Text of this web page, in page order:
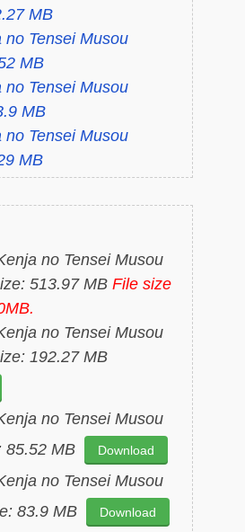
MB
no Tensei Musou
MB
no Tensei Musou
MB
no Tensei Musou
MB
no Tensei Musou
513.97 MB File size
no Tensei Musou
192.27 MB
no Tensei Musou
85.52 MB
Download
no Tensei Musou
83.9 MB
Download